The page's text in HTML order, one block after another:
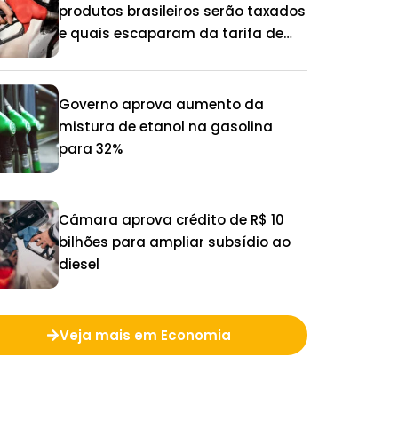
produtos brasileiros serão taxados
e quais escaparam da tarifa de
Governo aprova aumento da
mistura de etanol na gasolina
para 32%
Câmara aprova crédito de R$ 10
bilhões para ampliar subsídio ao
diesel
Veja mais em Economia